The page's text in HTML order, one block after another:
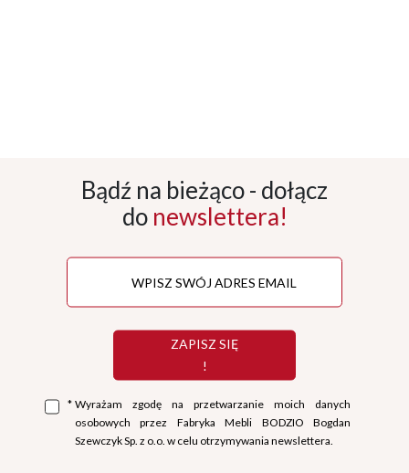
Bądź na bieżąco - dołącz
do newslettera!
ZAPISZ SIĘ
!
* Wyrażam zgodę na przetwarzanie moich danych
osobowych przez Fabryka Mebli BODZIO Bogdan
Szewczyk Sp. z o.o. w celu otrzymywania newslettera.